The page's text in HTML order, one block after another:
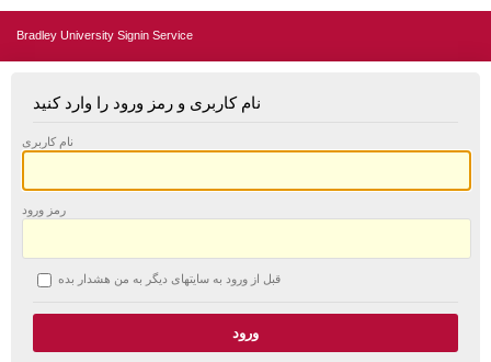
Bradley University Signin Service
نام کاربری و رمز ورود را وارد کنید
نام کاربری
رمز ورود
قبل از ورود به سایتهای دیگر به من هشدار بده